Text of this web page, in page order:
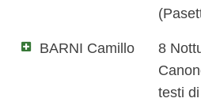
BARNI Camillo
8
testi di